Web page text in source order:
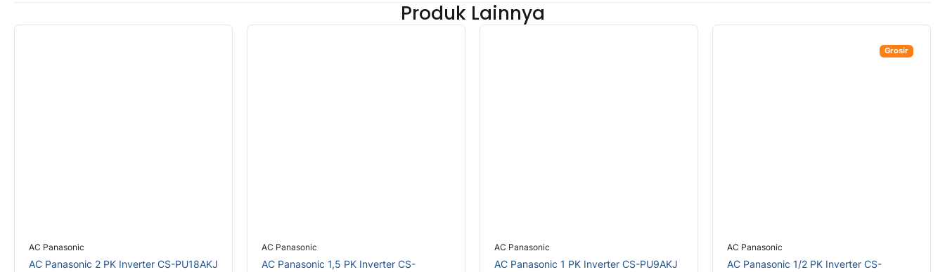
Produk Lainnya
AC Panasonic
AC Panasonic 2 PK Inverter CS-PU18AKJ
AC Panasonic
AC Panasonic 1,5 PK Inverter CS-
AC Panasonic
AC Panasonic 1 PK Inverter CS-PU9AKJ
Grosir
AC Panasonic
AC Panasonic 1/2 PK Inverter CS-